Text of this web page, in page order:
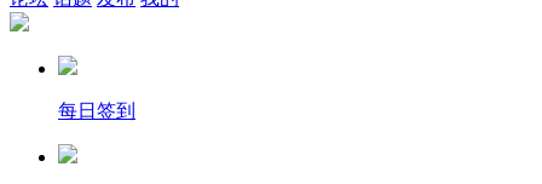
每日签到